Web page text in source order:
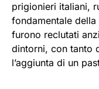
prigionieri italiani,
fondamentale
furono reclutati
dintorni, con tanto
l’aggiunta di un